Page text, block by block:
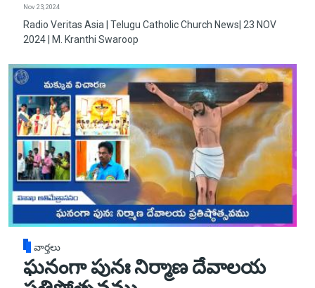
Nov 23, 2024
Radio Veritas Asia | Telugu Catholic Church News| 23 NOV
2024 | M. Kranthi Swaroop
వార్తలు
ఘనంగా పునః నిర్మాణ దేవాలయ